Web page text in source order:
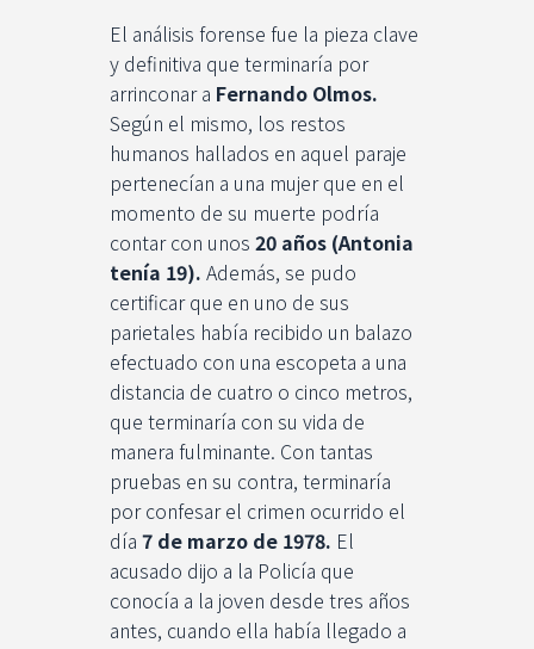
El análisis forense fue la pieza clave
y definitiva que terminaría por
arrinconar a Fernando Olmos.
Según el mismo, los restos
humanos hallados en aquel paraje
pertenecían a una mujer que en el
momento de su muerte podría
contar con unos 20 años (Antonia
tenía 19). Además, se pudo
certificar que en uno de sus
parietales había recibido un balazo
efectuado con una escopeta a una
distancia de cuatro o cinco metros,
que terminaría con su vida de
manera fulminante. Con tantas
pruebas en su contra, terminaría
por confesar el crimen ocurrido el
día 7 de marzo de 1978. El
acusado dijo a la Policía que
conocía a la joven desde tres años
antes, cuando ella había llegado a